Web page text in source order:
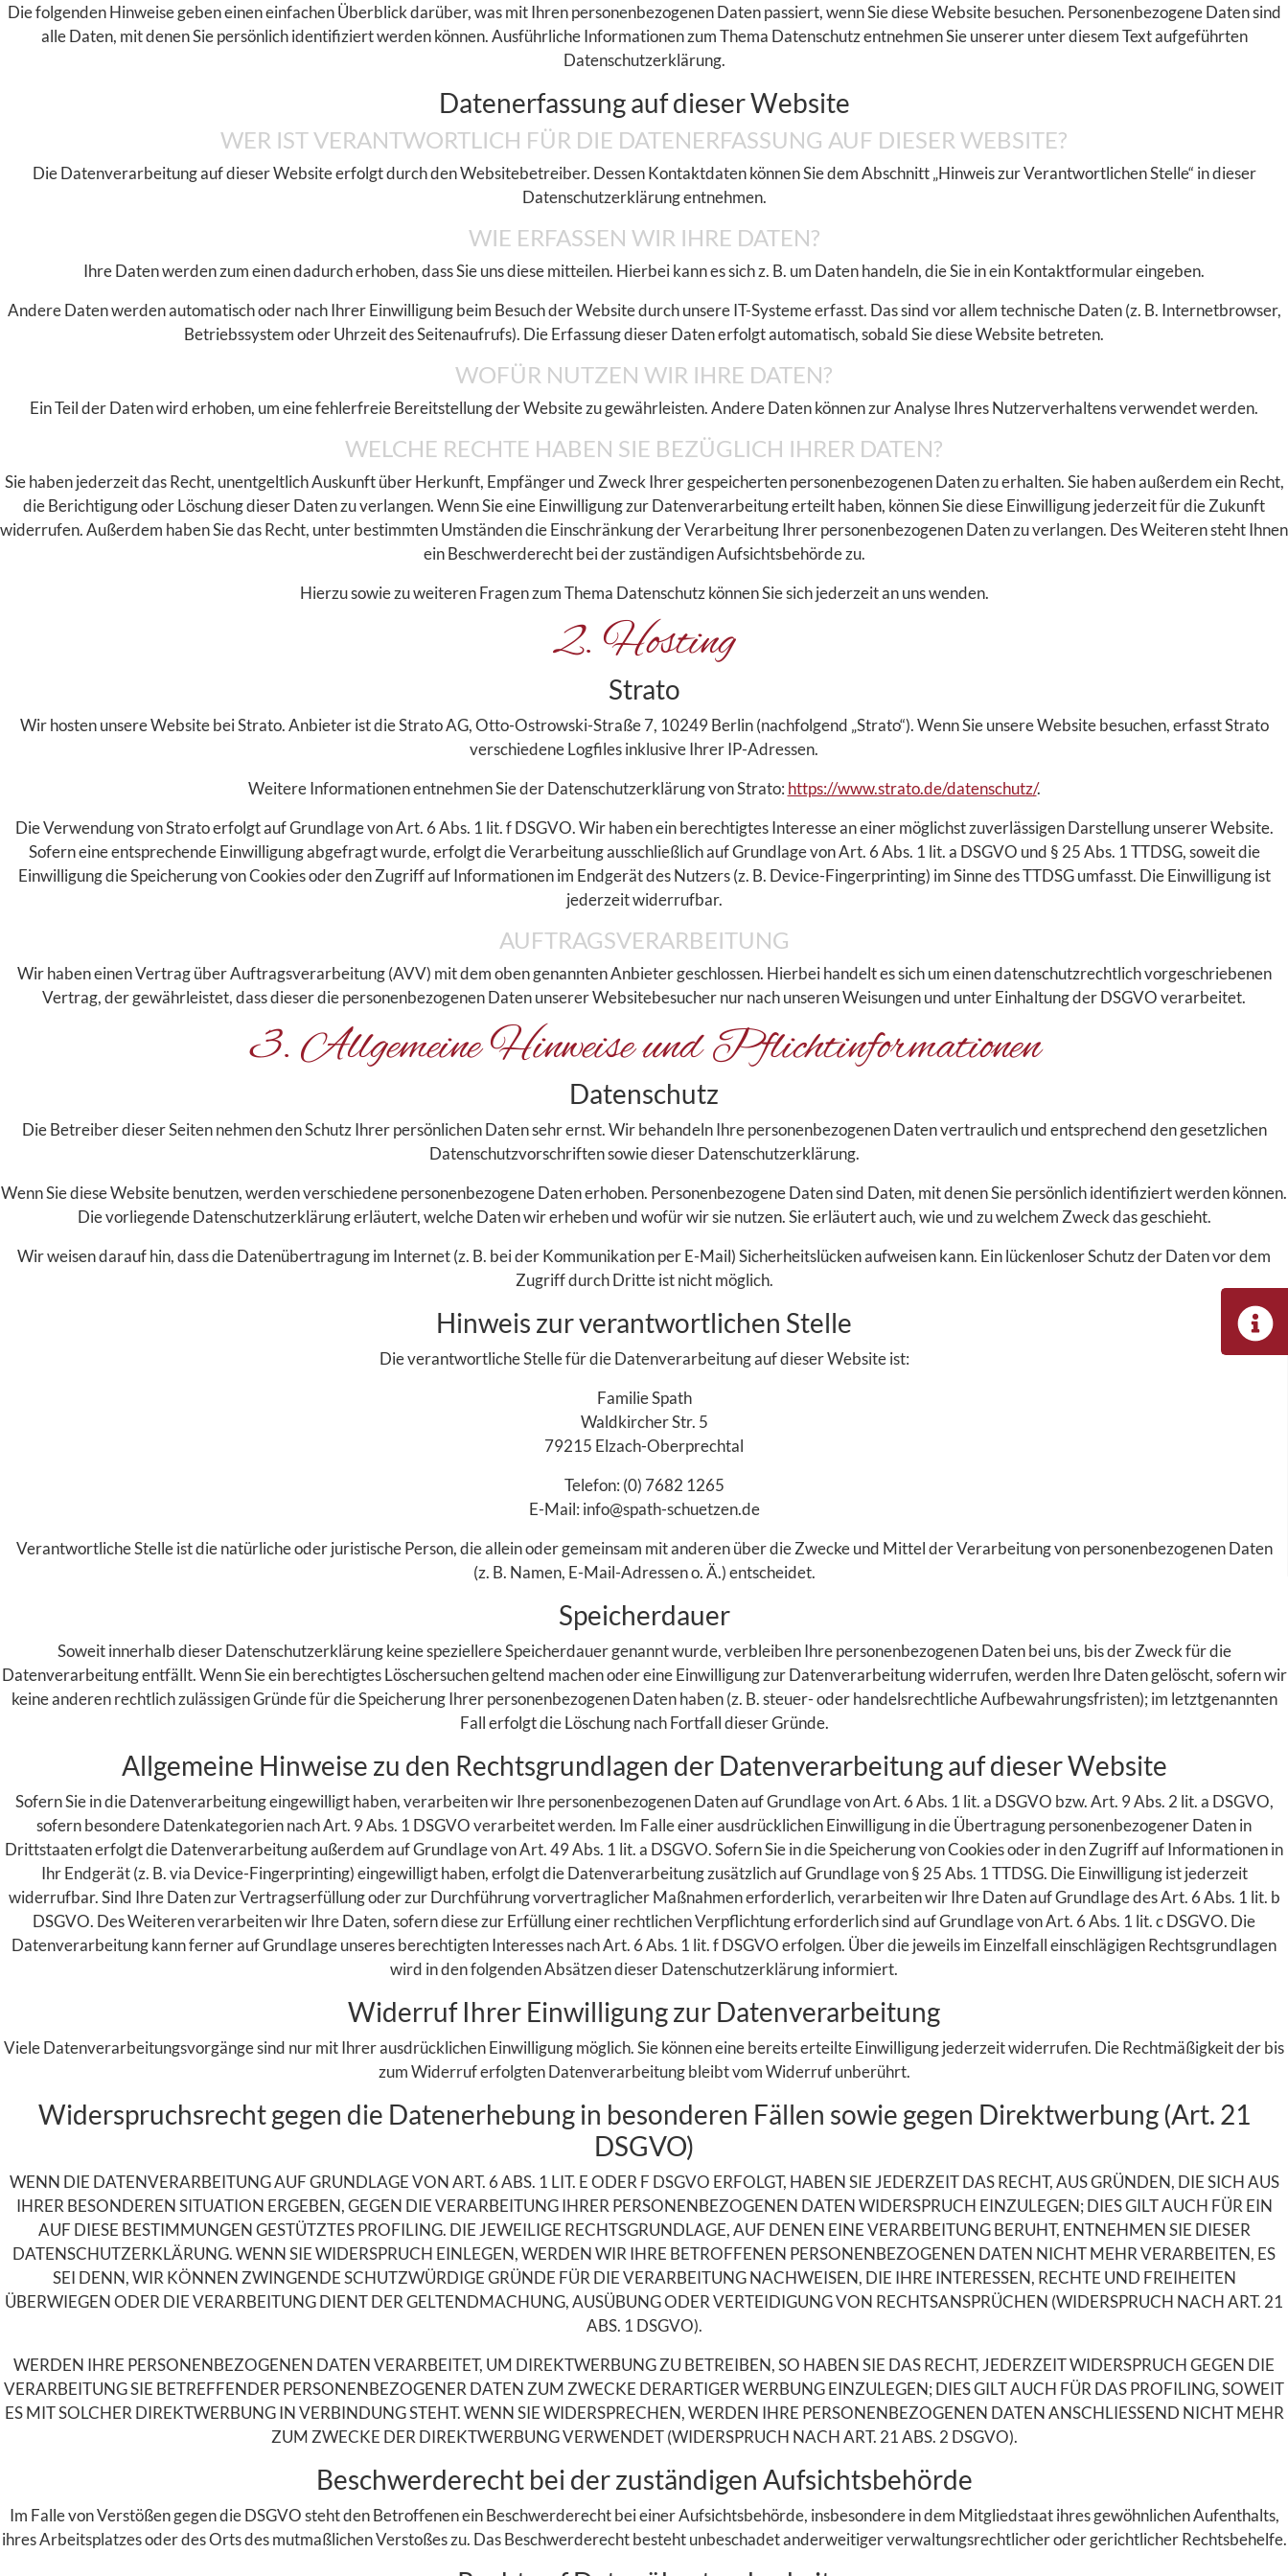
Die folgenden Hinweise geben einen einfachen Überblick darüber, was mit Ihren personenbezogenen Daten passiert, wenn Sie diese Website besuchen. Personenbezogene Daten sind
alle Daten, mit denen Sie persönlich identifiziert werden können. Ausführliche Informationen zum Thema Datenschutz entnehmen Sie unserer unter diesem Text aufgeführten
Datenschutzerklärung.
Datenerfassung auf dieser Website
WER IST VERANTWORTLICH FÜR DIE DATENERFASSUNG AUF DIESER WEBSITE?
Die Datenverarbeitung auf dieser Website erfolgt durch den Websitebetreiber. Dessen Kontaktdaten können Sie dem Abschnitt „Hinweis zur Verantwortlichen Stelle“ in dieser
Datenschutzerklärung entnehmen.
WIE ERFASSEN WIR IHRE DATEN?
Ihre Daten werden zum einen dadurch erhoben, dass Sie uns diese mitteilen. Hierbei kann es sich z. B. um Daten handeln, die Sie in ein Kontaktformular eingeben.
Andere Daten werden automatisch oder nach Ihrer Einwilligung beim Besuch der Website durch unsere IT-Systeme erfasst. Das sind vor allem technische Daten (z. B. Internetbrowser,
Betriebssystem oder Uhrzeit des Seitenaufrufs). Die Erfassung dieser Daten erfolgt automatisch, sobald Sie diese Website betreten.
WOFÜR NUTZEN WIR IHRE DATEN?
Ein Teil der Daten wird erhoben, um eine fehlerfreie Bereitstellung der Website zu gewährleisten. Andere Daten können zur Analyse Ihres Nutzerverhaltens verwendet werden.
WELCHE RECHTE HABEN SIE BEZÜGLICH IHRER DATEN?
Sie haben jederzeit das Recht, unentgeltlich Auskunft über Herkunft, Empfänger und Zweck Ihrer gespeicherten personenbezogenen Daten zu erhalten. Sie haben außerdem ein Recht,
die Berichtigung oder Löschung dieser Daten zu verlangen. Wenn Sie eine Einwilligung zur Datenverarbeitung erteilt haben, können Sie diese Einwilligung jederzeit für die Zukunft
widerrufen. Außerdem haben Sie das Recht, unter bestimmten Umständen die Einschränkung der Verarbeitung Ihrer personenbezogenen Daten zu verlangen. Des Weiteren steht Ihnen
ein Beschwerderecht bei der zuständigen Aufsichtsbehörde zu.
Hierzu sowie zu weiteren Fragen zum Thema Datenschutz können Sie sich jederzeit an uns wenden.
2. Hosting
Strato
Wir hosten unsere Website bei Strato. Anbieter ist die Strato AG, Otto-Ostrowski-Straße 7, 10249 Berlin (nachfolgend „Strato“). Wenn Sie unsere Website besuchen, erfasst Strato
verschiedene Logfiles inklusive Ihrer IP-Adressen.
Weitere Informationen entnehmen Sie der Datenschutzerklärung von Strato: https://www.strato.de/datenschutz/.
Die Verwendung von Strato erfolgt auf Grundlage von Art. 6 Abs. 1 lit. f DSGVO. Wir haben ein berechtigtes Interesse an einer möglichst zuverlässigen Darstellung unserer Website.
Sofern eine entsprechende Einwilligung abgefragt wurde, erfolgt die Verarbeitung ausschließlich auf Grundlage von Art. 6 Abs. 1 lit. a DSGVO und § 25 Abs. 1 TTDSG, soweit die
Einwilligung die Speicherung von Cookies oder den Zugriff auf Informationen im Endgerät des Nutzers (z. B. Device-Fingerprinting) im Sinne des TTDSG umfasst. Die Einwilligung ist
jederzeit widerrufbar.
AUFTRAGSVERARBEITUNG
Wir haben einen Vertrag über Auftragsverarbeitung (AVV) mit dem oben genannten Anbieter geschlossen. Hierbei handelt es sich um einen datenschutzrechtlich vorgeschriebenen
Vertrag, der gewährleistet, dass dieser die personenbezogenen Daten unserer Websitebesucher nur nach unseren Weisungen und unter Einhaltung der DSGVO verarbeitet.
3. Allgemeine Hinweise und Pflicht­informationen
Datenschutz
Die Betreiber dieser Seiten nehmen den Schutz Ihrer persönlichen Daten sehr ernst. Wir behandeln Ihre personenbezogenen Daten vertraulich und entsprechend den gesetzlichen
Datenschutzvorschriften sowie dieser Datenschutzerklärung.
Wenn Sie diese Website benutzen, werden verschiedene personenbezogene Daten erhoben. Personenbezogene Daten sind Daten, mit denen Sie persönlich identifiziert werden können.
Die vorliegende Datenschutzerklärung erläutert, welche Daten wir erheben und wofür wir sie nutzen. Sie erläutert auch, wie und zu welchem Zweck das geschieht.
Wir weisen darauf hin, dass die Datenübertragung im Internet (z. B. bei der Kommunikation per E-Mail) Sicherheitslücken aufweisen kann. Ein lückenloser Schutz der Daten vor dem
Zugriff durch Dritte ist nicht möglich.
Hinweis zur verantwortlichen Stelle
Die verantwortliche Stelle für die Datenverarbeitung auf dieser Website ist:
Familie Spath
Waldkircher Str. 5
79215 Elzach-Oberprechtal
Telefon: (0) 7682 1265
E-Mail: info@spath-schuetzen.de
Verantwortliche Stelle ist die natürliche oder juristische Person, die allein oder gemeinsam mit anderen über die Zwecke und Mittel der Verarbeitung von personenbezogenen Daten
(z. B. Namen, E-Mail-Adressen o. Ä.) entscheidet.
Speicherdauer
Soweit innerhalb dieser Datenschutzerklärung keine speziellere Speicherdauer genannt wurde, verbleiben Ihre personenbezogenen Daten bei uns, bis der Zweck für die
Datenverarbeitung entfällt. Wenn Sie ein berechtigtes Löschersuchen geltend machen oder eine Einwilligung zur Datenverarbeitung widerrufen, werden Ihre Daten gelöscht, sofern wir
keine anderen rechtlich zulässigen Gründe für die Speicherung Ihrer personenbezogenen Daten haben (z. B. steuer- oder handelsrechtliche Aufbewahrungsfristen); im letztgenannten
Fall erfolgt die Löschung nach Fortfall dieser Gründe.
Allgemeine Hinweise zu den Rechtsgrundlagen der Datenverarbeitung auf dieser Website
Sofern Sie in die Datenverarbeitung eingewilligt haben, verarbeiten wir Ihre personenbezogenen Daten auf Grundlage von Art. 6 Abs. 1 lit. a DSGVO bzw. Art. 9 Abs. 2 lit. a DSGVO,
sofern besondere Datenkategorien nach Art. 9 Abs. 1 DSGVO verarbeitet werden. Im Falle einer ausdrücklichen Einwilligung in die Übertragung personenbezogener Daten in
Drittstaaten erfolgt die Datenverarbeitung außerdem auf Grundlage von Art. 49 Abs. 1 lit. a DSGVO. Sofern Sie in die Speicherung von Cookies oder in den Zugriff auf Informationen in
Ihr Endgerät (z. B. via Device-Fingerprinting) eingewilligt haben, erfolgt die Datenverarbeitung zusätzlich auf Grundlage von § 25 Abs. 1 TTDSG. Die Einwilligung ist jederzeit
widerrufbar. Sind Ihre Daten zur Vertragserfüllung oder zur Durchführung vorvertraglicher Maßnahmen erforderlich, verarbeiten wir Ihre Daten auf Grundlage des Art. 6 Abs. 1 lit. b
DSGVO. Des Weiteren verarbeiten wir Ihre Daten, sofern diese zur Erfüllung einer rechtlichen Verpflichtung erforderlich sind auf Grundlage von Art. 6 Abs. 1 lit. c DSGVO. Die
Datenverarbeitung kann ferner auf Grundlage unseres berechtigten Interesses nach Art. 6 Abs. 1 lit. f DSGVO erfolgen. Über die jeweils im Einzelfall einschlägigen Rechtsgrundlagen
wird in den folgenden Absätzen dieser Datenschutzerklärung informiert.
Widerruf Ihrer Einwilligung zur Datenverarbeitung
Viele Datenverarbeitungsvorgänge sind nur mit Ihrer ausdrücklichen Einwilligung möglich. Sie können eine bereits erteilte Einwilligung jederzeit widerrufen. Die Rechtmäßigkeit der bis
zum Widerruf erfolgten Datenverarbeitung bleibt vom Widerruf unberührt.
Widerspruchsrecht gegen die Datenerhebung in besonderen Fällen sowie gegen Direktwerbung (Art. 21
DSGVO)
WENN DIE DATENVERARBEITUNG AUF GRUNDLAGE VON ART. 6 ABS. 1 LIT. E ODER F DSGVO ERFOLGT, HABEN SIE JEDERZEIT DAS RECHT, AUS GRÜNDEN, DIE SICH AUS
IHRER BESONDEREN SITUATION ERGEBEN, GEGEN DIE VERARBEITUNG IHRER PERSONENBEZOGENEN DATEN WIDERSPRUCH EINZULEGEN; DIES GILT AUCH FÜR EIN
AUF DIESE BESTIMMUNGEN GESTÜTZTES PROFILING. DIE JEWEILIGE RECHTSGRUNDLAGE, AUF DENEN EINE VERARBEITUNG BERUHT, ENTNEHMEN SIE DIESER
DATENSCHUTZERKLÄRUNG. WENN SIE WIDERSPRUCH EINLEGEN, WERDEN WIR IHRE BETROFFENEN PERSONENBEZOGENEN DATEN NICHT MEHR VERARBEITEN, ES
SEI DENN, WIR KÖNNEN ZWINGENDE SCHUTZWÜRDIGE GRÜNDE FÜR DIE VERARBEITUNG NACHWEISEN, DIE IHRE INTERESSEN, RECHTE UND FREIHEITEN
ÜBERWIEGEN ODER DIE VERARBEITUNG DIENT DER GELTENDMACHUNG, AUSÜBUNG ODER VERTEIDIGUNG VON RECHTSANSPRÜCHEN (WIDERSPRUCH NACH ART. 21
ABS. 1 DSGVO).
WERDEN IHRE PERSONENBEZOGENEN DATEN VERARBEITET, UM DIREKTWERBUNG ZU BETREIBEN, SO HABEN SIE DAS RECHT, JEDERZEIT WIDERSPRUCH GEGEN DIE
VERARBEITUNG SIE BETREFFENDER PERSONENBEZOGENER DATEN ZUM ZWECKE DERARTIGER WERBUNG EINZULEGEN; DIES GILT AUCH FÜR DAS PROFILING, SOWEIT
ES MIT SOLCHER DIREKTWERBUNG IN VERBINDUNG STEHT. WENN SIE WIDERSPRECHEN, WERDEN IHRE PERSONENBEZOGENEN DATEN ANSCHLIESSEND NICHT MEHR
ZUM ZWECKE DER DIREKTWERBUNG VERWENDET (WIDERSPRUCH NACH ART. 21 ABS. 2 DSGVO).
Beschwerde­recht bei der zuständigen Aufsichts­behörde
Im Falle von Verstößen gegen die DSGVO steht den Betroffenen ein Beschwerderecht bei einer Aufsichtsbehörde, insbesondere in dem Mitgliedstaat ihres gewöhnlichen Aufenthalts,
ihres Arbeitsplatzes oder des Orts des mutmaßlichen Verstoßes zu. Das Beschwerderecht besteht unbeschadet anderweitiger verwaltungsrechtlicher oder gerichtlicher Rechtsbehelfe.